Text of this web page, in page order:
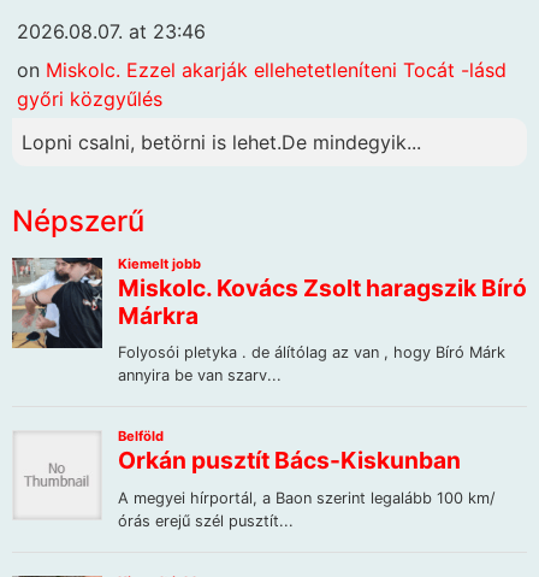
2026.08.07. at 23:46
on Miskolc. Ezzel akarják ellehetetleníteni Tocát -lásd
győri közgyűlés
Lopni csalni, betörni is lehet.De mindegyik...
Népszerű